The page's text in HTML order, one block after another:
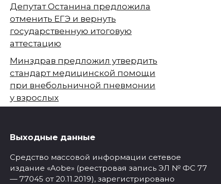
Депутат Останина предложила
отменить ЕГЭ и вернуть
государственную итоговую
аттестацию
Минздрав предложил утвердить
стандарт медицинской помощи
при внебольничной пневмонии
у взрослых
Выходные данные
Средство массовой информации сетевое
издание «Aobe» (реестровая запись ЭЛ № ФС 77
— 77045 от 20.11.2019), зарегистрировано